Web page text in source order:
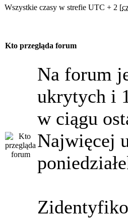
Wszystkie czasy w strefie UTC + 2 [
Kto przegląda forum
Na forum
ukrytych i
w ciągu
Najwięcej